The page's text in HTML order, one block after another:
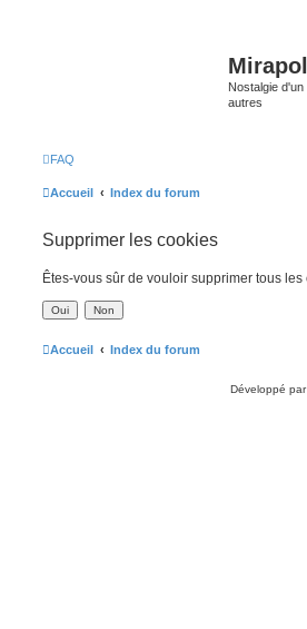
Nostalgie
autres
FAQ
Accueil Index du forum
Supprimer les cookies
Êtes-vous sûr de vouloir supprimer tous
Accueil Index du forum
Développé par